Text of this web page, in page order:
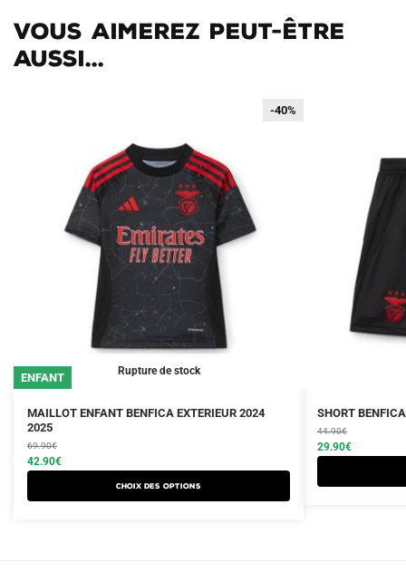
Vous aimerez peut-être
aussi...
Rupture de stock
-40%
ENFANT
-40%
MAILLOT ENFANT BENFICA EXTERIEUR 2024
2025
69.90€
Le
prix
initial
était :
42.90€
Le
prix
actuel
est :
Choix des options
Ce
produit
a
plusieurs
variations.
SHORT
44.90€
Le
prix
initial
était :
29.90€
Le
prix
actuel
est :
Ce
produit
a